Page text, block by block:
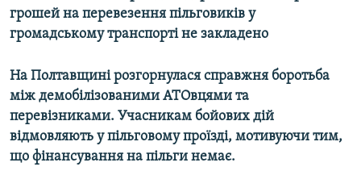
ДОЛУЧАЙСЯ!
Усі сайти RFE/RL
грошей на перевезення пільговиків у
громадському транспорті не закладено
На Полтавщині розгорнулася справжня боротьба
між демобілізованими АТОвцями та
перевізниками. Учасникам бойових дій
відмовляють у пільговому проїзді, мотивуючи тим,
що фінансування на пільги немає.